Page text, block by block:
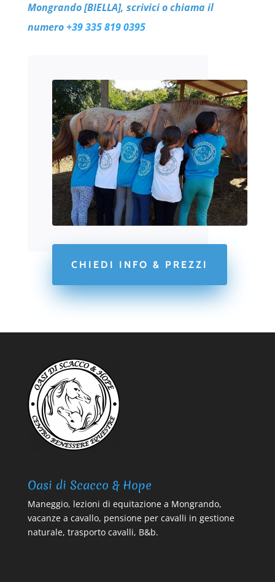
Mongrando [BIELLA], scrivici o chiama il
numero+39 335 819 0395
CHIEDI INFO & PREZZI
Oasi di Scacco & Hope
Maneggio, lezioni di equitazione a Mongrando,
vacanze a cavallo, pensione per cavalli in gestione
naturale, trasporto cavalli, B&b.